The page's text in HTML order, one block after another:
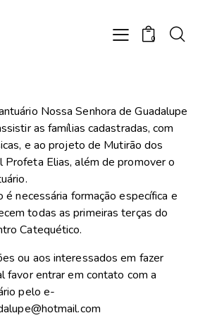
0
Nossa Senhora de Guadalupe
as famílias cadastradas, com
e ao projeto de Mutirão dos
Profeta Elias, além de promover o
é necessária formação específica e
todas as primeiras terças do
Catequético.
ou aos interessados em fazer
favor entrar em contato com a
pelo e-